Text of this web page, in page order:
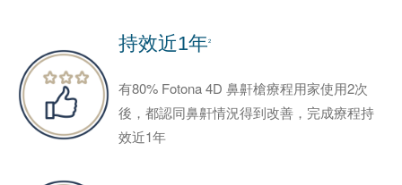
持效近1年2
有80% Fotona 4D 鼻鼾槍療程用家使用2次
後，都認同鼻鼾情況得到改善，完成療程持
效近1年